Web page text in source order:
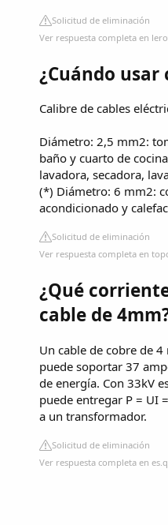
Solicitud de eliminación
Ver respuesta completa en
¿Cuándo usar
Calibre de cables
Diámetro: 2,5 mm2:
baño y cuarto de
lavadora, secadora,
(*) Diámetro: 6 mm2:
acondicionado y
Solicitud de eliminación
Ver respuesta completa en
¿Qué
cable de
Un cable de cobre de
puede soportar 37
de energía. Con 33kV
puede entregar P = UI
a un transformador.
Solicitud de eliminación
Ver respuesta completa en